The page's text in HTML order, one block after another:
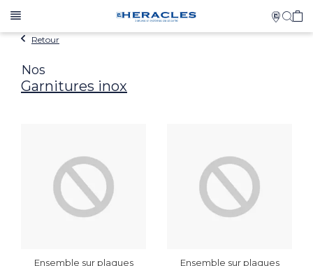
Retour
Nos
Garnitures inox
Ensemble sur plaques
Ensemble sur plaques